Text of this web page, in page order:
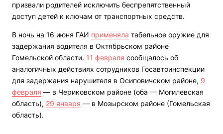
призвали родителей исключить беспрепятственный
доступ детей к ключам от транспортных средств.
В ночь на 16 июня ГАИ применяла табельное оружие для
задержания водителя в Октябрьском районе
Гомельской области. 11 февраля сообщалось об
аналогичных действиях сотрудников Госавтоинспекции
для задержания нарушителя в Осиповичском районе, 9
февраля — в Чериковском районе (оба — Могилевская
область), 29 января — в Мозырском районе (Гомельская
область).